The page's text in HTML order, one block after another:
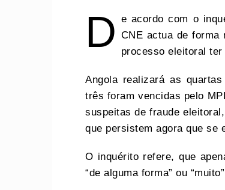
D e acordo com o
CNE actua de forma
processo eleitoral
Angola realizará as
três foram vencidas pelo
suspeitas de fraude
que persistem agora que se
O inquérito refere, que
“de alguma forma” ou